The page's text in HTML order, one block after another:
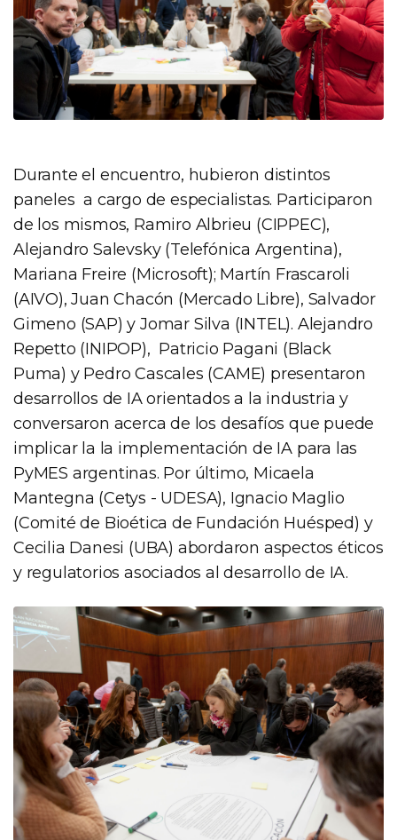
Durante el encuentro, hubieron distintos
paneles a cargo de especialistas. Participaron
de los mismos, Ramiro Albrieu (CIPPEC),
Alejandro Salevsky (Telefónica Argentina),
Mariana Freire (Microsoft); Martín Frascaroli
(AIVO), Juan Chacón (Mercado Libre), Salvador
Gimeno (SAP) y Jomar Silva (INTEL). Alejandro
Repetto (INIPOP), Patricio Pagani (Black
Puma) y Pedro Cascales (CAME) presentaron
desarrollos de IA orientados a la industria y
conversaron acerca de los desafíos que puede
implicar la la implementación de IA para las
PyMES argentinas. Por último, Micaela
Mantegna (Cetys - UDESA), Ignacio Maglio
(Comité de Bioética de Fundación Huésped) y
Cecilia Danesi (UBA) abordaron aspectos éticos
y regulatorios asociados al desarrollo de IA.